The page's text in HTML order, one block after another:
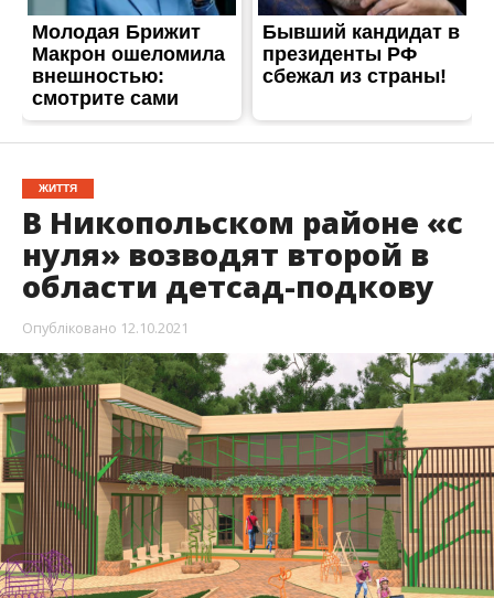
ЖИТТЯ
В Никопольском районе «с
нуля» возводят второй в
области детсад-подкову
Опубліковано 12.10.2021